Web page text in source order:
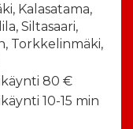
Kalasatama,
Siltasaari,
Torkkelinmäki,
80 €
10-15 min